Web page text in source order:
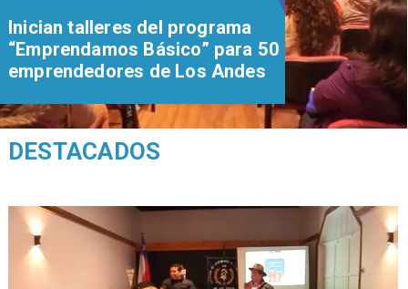
Inician talleres del programa
“Emprendamos Básico” para 50
emprendedores de Los Andes
DESTACADOS